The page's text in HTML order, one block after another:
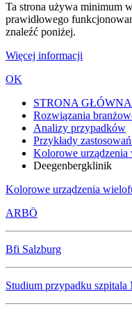
Ta strona używa minimum
prawidłowego
znaleźć poniżej.
Więcej informacji
OK
STRONA GŁÓWNA
Rozwiązania
Analizy przypadków
Przykłady
Kolorowe
Deegenbergklinik
Kolorowe urządzenia
ARBÖ
Bfi Salzburg
Studium przypadku szpitala